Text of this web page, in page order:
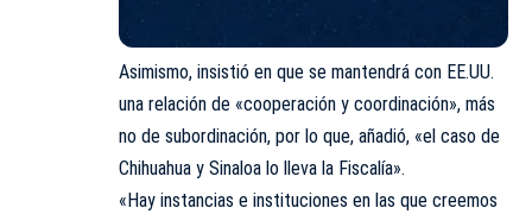
Asimismo, insistió en que se mantendrá con EE.UU.
una relación de «cooperación y coordinación», más
no de subordinación, por lo que, añadió, «el caso de
Chihuahua y Sinaloa lo lleva la Fiscalía».
«Hay instancias e instituciones en las que creemos